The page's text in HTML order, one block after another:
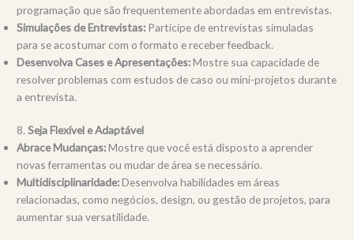
programação que são frequentemente abordadas em entrevistas.
Simulações de Entrevistas: Participe de entrevistas simuladas
para se acostumar com o formato e receber feedback.
Desenvolva Cases e Apresentações:Mostre sua capacidade de
resolver problemas com estudos de caso ou mini-projetos durante
a entrevista.
8.Seja Flexível e Adaptável
Abrace Mudanças:Mostre que você está disposto a aprender
novas ferramentas ou mudar de área se necessário.
Multidisciplinaridade:Desenvolva habilidades em áreas
relacionadas, como negócios, design, ou gestão de projetos, para
aumentar sua versatilidade.